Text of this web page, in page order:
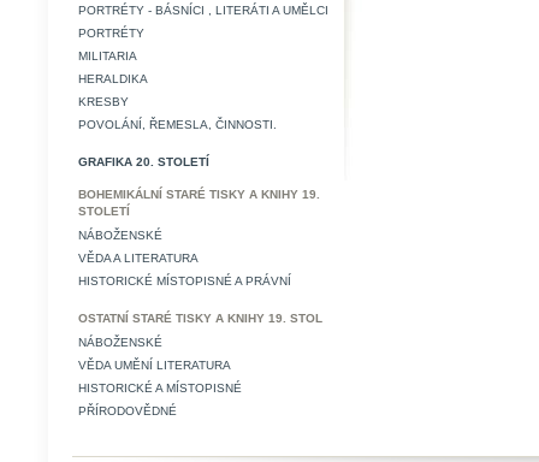
PORTRÉTY - BÁSNÍCI , LITERÁTI A UMĚLCI
PORTRÉTY
MILITARIA
HERALDIKA
KRESBY
POVOLÁNÍ, ŘEMESLA, ČINNOSTI.
GRAFIKA 20. STOLETÍ
BOHEMIKÁLNÍ STARÉ TISKY A KNIHY 19.
STOLETÍ
NÁBOŽENSKÉ
VĚDA A LITERATURA
HISTORICKÉ MÍSTOPISNÉ A PRÁVNÍ
OSTATNÍ STARÉ TISKY A KNIHY 19. STOL
NÁBOŽENSKÉ
VĚDA UMĚNÍ LITERATURA
HISTORICKÉ A MÍSTOPISNÉ
PŘÍRODOVĚDNÉ